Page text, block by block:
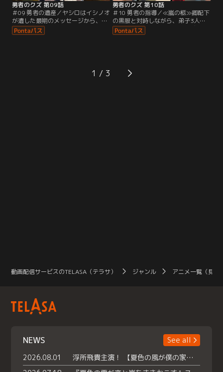
勇者のクズ 第09話
＃09 勇者の遺産／ヤシロはイシノオ
が遺した最期のメッセージから、城
ヶ峰・印堂・セーラの背後には≪ハ
ーフ・ドラゴン≫につながる何かが
計画を思いつく。後日、弟子3人を
勇者のクズ 第10話
＃10 勇者の指導／≪嵐の柩≫卿配下
の黒服と対峙しながら、弟子3人に
剣技の基本を教えるヤシロ。城ヶ
峰・印堂・セーラはそれぞれ黒服の
嵐の柩≫卿が姿を現した。ヤシロは
≪ハーフ・ドラゴン≫の情報を引き
1
動画配信サービスのTELASA（テラサ） ジャンル アニメ一覧（見放
NEWS
See all
2026.08.01
浮所飛貴主演！ 【夏色の風が僕の家にやってきた】 本日よりテラサで独占配信スタート！